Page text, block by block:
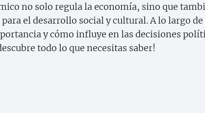
no solo regula la economía, sino que
el desarrollo social y cultural. A lo largo
y cómo influye en las decisiones
todo lo que necesitas saber!